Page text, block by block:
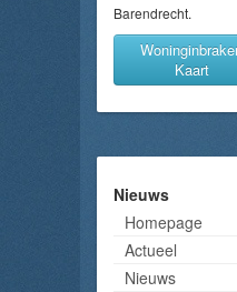
Barendrecht.
Kaart
Nieuws
Homepage
Actueel
Nieuws